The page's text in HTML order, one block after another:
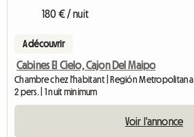
180 € / nuit
A découvrir
Cabines El Cielo, Cajon Del Maipo
Chambre chez l'habitant | Región Metropolitana
2 pers. | 1 nuit minimum
Voir l'annonce